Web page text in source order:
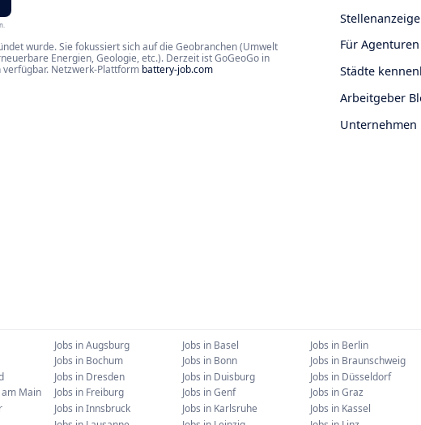
wurde. Sie fokussiert sich auf die Geobranchen (Umwelt
Energien, Geologie, etc.). Derzeit ist GoGeoGo in
Netzwerk-Plattform battery-job.com
Für Agenturen
Städte
Arbeitgeber
Unternehmen
Jobs inAugsburg Jobs in Basel Jobs in Berlin
Jobs in Bochum Jobs in Bonn Jobs in Braunschweig
Jobs in Dresden Jobs in Duisburg Jobs in Düsseldorf
Main Jobs in Freiburg Jobs inGenf Jobs inGraz
Jobs inInnsbruck Jobs in Karlsruhe Jobs in Kassel